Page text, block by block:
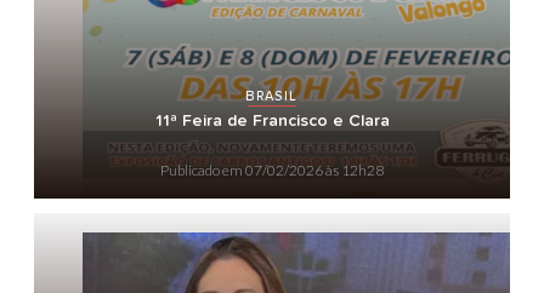
BRASIL
11ª Feira de Francisco e Clara
Publicado em 07/02/2026 às 12h28